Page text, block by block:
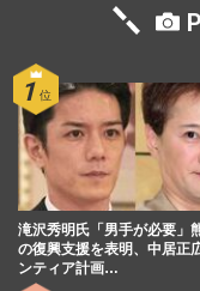
滝沢秀明氏「男手が必要」
の復興支援を表明、中居正
ンティア計画…